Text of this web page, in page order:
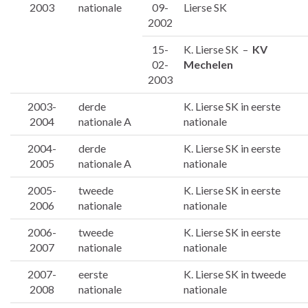
2003
nationale
09-
2002
Lierse SK
15-
02-
2003
K. Lierse SK – KV
Mechelen
2003-
2004
derde
nationale A
K. Lierse SK in eerste
nationale
2004-
2005
derde
nationale A
K. Lierse SK in eerste
nationale
2005-
2006
tweede
nationale
K. Lierse SK in eerste
nationale
2006-
2007
tweede
nationale
K. Lierse SK in eerste
nationale
2007-
2008
eerste
nationale
K. Lierse SK in tweede
nationale